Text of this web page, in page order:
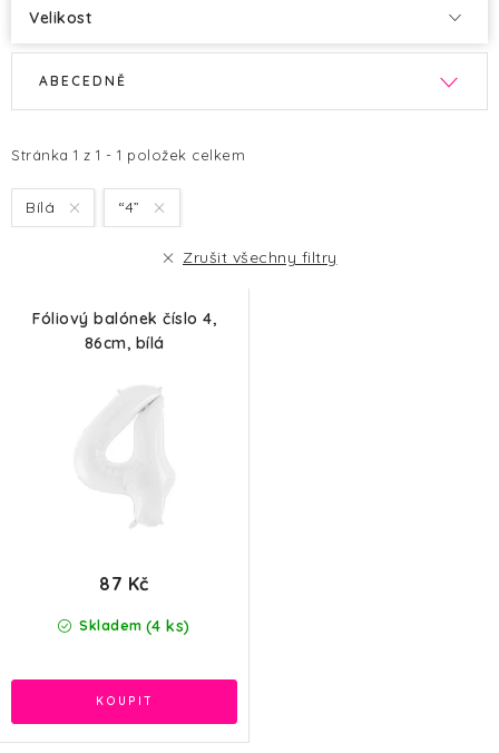
Velikost
i
s
p
Stránka 1 z 1 - 1 položek celkem
e
n
í
ABECEDNĚ
Bílá “4”
Zrušit všechny filtry
Fóliový balónek číslo 4,
86cm, bílá
Skladem (4 ks)
87 Kč